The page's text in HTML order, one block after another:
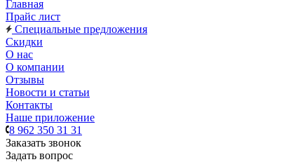
Главная
Прайс лист
Специальные предложения
Скидки
О нас
О компании
Отзывы
Новости и статьи
Контакты
Наше приложение
8 962 350 31 31
Заказать звонок
Задать вопрос